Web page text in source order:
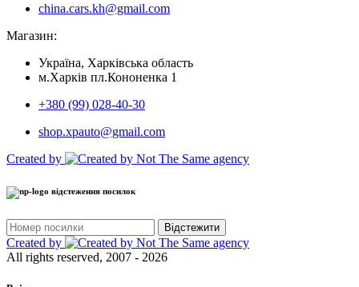
china.cars.kh@gmail.com
Магазин:
Україна, Харківська область
м.Харків пл.Кононенка 1
+380 (99) 028-40-30
shop.xpauto@gmail.com
Created by
відстеження посилок
Відстежити
Created by
All rights reserved, 2007 - 2026